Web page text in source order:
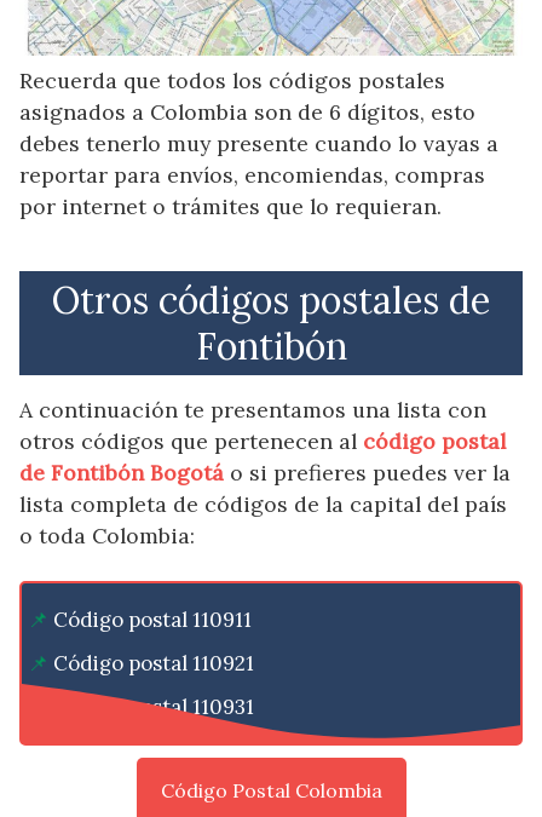
Recuerda que todos los códigos postales
asignados a Colombia son de 6 dígitos, esto
debes tenerlo muy presente cuando lo vayas a
reportar para envíos, encomiendas, compras
por internet o trámites que lo requieran.
Otros códigos postales de
Fontibón
A continuación te presentamos una lista con
otros códigos que pertenecen al código postal
de Fontibón Bogotá o si prefieres puedes ver la
lista completa de códigos de la capital del país
o toda Colombia:
Código postal 110911
Código postal 110921
Código postal 110931
Código Postal Colombia